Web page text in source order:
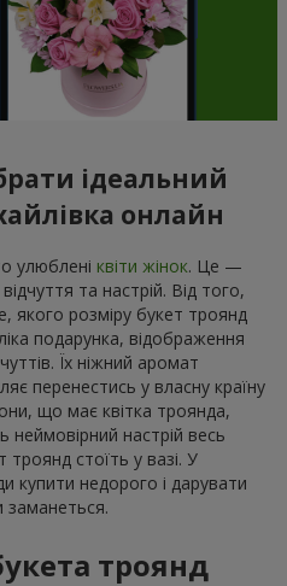
ідеальний
онлайн
улюблені квіти жінок. Це —
та настрій. Від того,
якого розміру букет троянд
подарунка, відображення
Їх ніжний аромат
перенестись у власну країну
що має квітка троянда,
неймовірний настрій весь
троянд стоїть у вазі. У
купити недорого і дарувати
заманеться.
троянд